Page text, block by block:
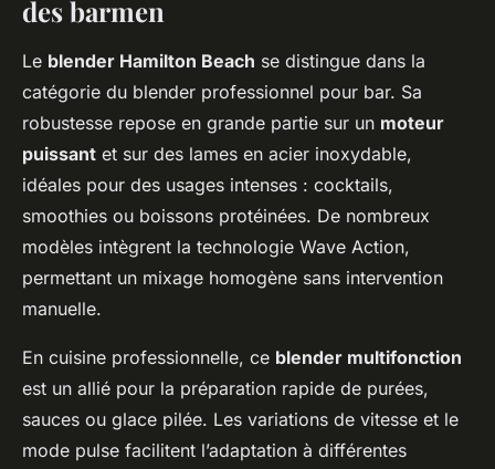
des barmen
Le blender Hamilton Beach se distingue dans la
catégorie du blender professionnel pour bar. Sa
robustesse repose en grande partie sur un moteur
puissant et sur des lames en acier inoxydable,
idéales pour des usages intenses : cocktails,
smoothies ou boissons protéinées. De nombreux
modèles intègrent la technologie Wave Action,
permettant un mixage homogène sans intervention
manuelle.
En cuisine professionnelle, ce blender multifonction
est un allié pour la préparation rapide de purées,
sauces ou glace pilée. Les variations de vitesse et le
mode pulse facilitent l’adaptation à différentes